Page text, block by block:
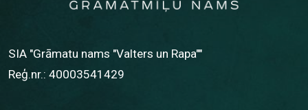
SIA "Grāmatu nams "Valters un Rapa""
Reģ.nr.: 40003541429